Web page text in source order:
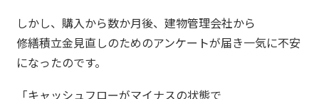
しかし、購入から数か月後、建物管理会社から
修繕積立金見直しのためのアンケートが届き一気に不安
になったのです。
「キャッシュフローがマイナスの状態で